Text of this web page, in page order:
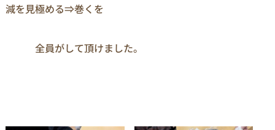
減を見極める⇒巻くを
全員がして頂けました。